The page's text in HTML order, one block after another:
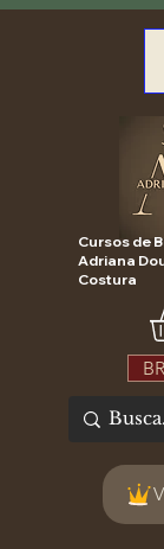
Cursos de
Adriana
Costura